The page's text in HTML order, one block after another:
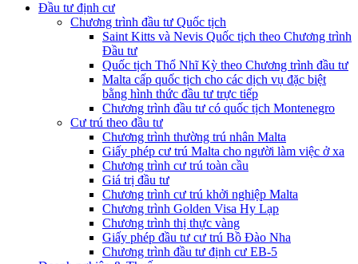
Đầu tư định cư
Chương trình đầu tư Quốc tịch
Saint Kitts và Nevis Quốc tịch theo Chương trình
Đầu tư
Quốc tịch Thổ Nhĩ Kỳ theo Chương trình đầu tư
Malta cấp quốc tịch cho các dịch vụ đặc biệt
bằng hình thức đầu tư trực tiếp
Chương trình đầu tư có quốc tịch Montenegro
Cư trú theo đầu tư
Chương trình thường trú nhân Malta
Giấy phép cư trú Malta cho người làm việc ở xa
Chương trình cư trú toàn cầu
Giá trị đầu tư
Chương trình cư trú khởi nghiệp Malta
Chương trình Golden Visa Hy Lạp
Chương trình thị thực vàng
Giấy phép đầu tư cư trú Bồ Đào Nha
Chương trình đầu tư định cư EB-5